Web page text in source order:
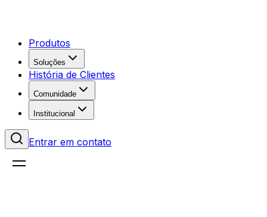
Produtos
Soluções
História de Clientes
Comunidade
Institucional
Entrar em contato